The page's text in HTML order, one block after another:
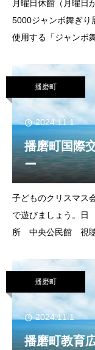
月曜日休館（月曜日
5000ジャンボ舞ぎり
使用する「ジャン
播磨町
2024.11.1
播磨町国際
ー
子どものクリスマス
で遊びましょう。
所 中央公民館 視
り、色マジック
播磨町
2024.11.1
播磨町教育